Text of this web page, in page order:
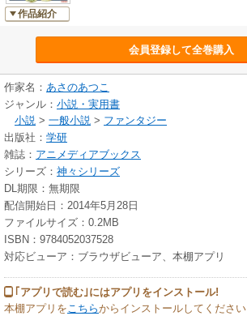
作品紹介
会員登録して全巻購入
作家名： あさのあつこ
ジャンル： 小説・実用書
小説 > 一般小説 > ファンタジー
出版社： 学研
雑誌： アニメディアブックス
シリーズ： 神々シリーズ
DL期限：無期限
配信開始日：2014年5月28日
ファイルサイズ：0.2MB
ISBN：9784052037528
対応ビューア：ブラウザビューア、本棚アプリ
｢アプリで読む｣にはアプリをインストール!
本棚アプリをこちらからインストールしてください